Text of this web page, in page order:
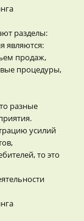
разделы:
являются:
продаж,
процедуры,
разные
усилий
то это